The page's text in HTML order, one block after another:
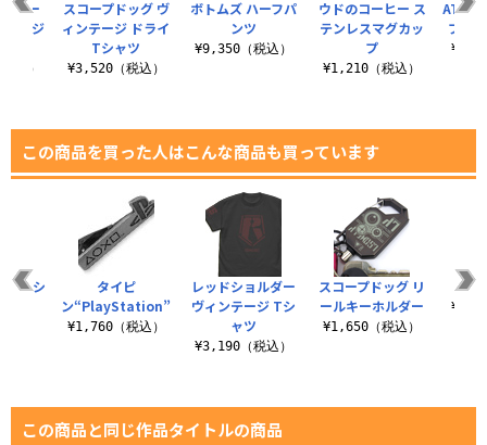
ボトムズ ハーフパ
ンツ
¥9,350（税込）
ウドのコーヒー ス
テンレスマグカッ
プ
¥1,210（税込）
ATM-
プド
ダー
51ジ
込）
スコープドッグ ヴ
ィンテージ ドライ
Tシャツ
¥3,520（税込）
この商品を買った人はこんな商品も買っています
レッドショルダー
ヴィンテージ Tシ
ャツ
¥3,190（税込）
スコープドッグ リ
ールキーホルダー
¥1,650（税込）
むせ
！Tシ
タイピ
ン“PlayStation”
¥1,760（税込）
この商品と同じ作品タイトルの商品